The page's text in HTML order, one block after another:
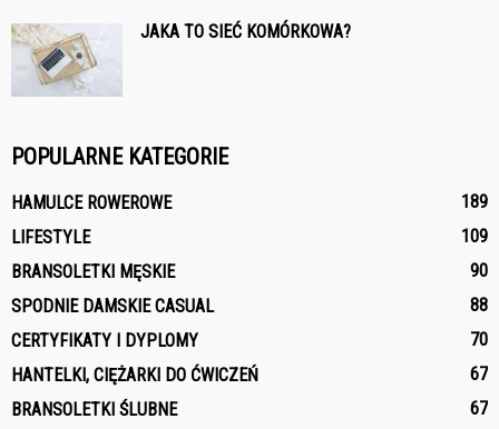
JAKA TO SIEĆ KOMÓRKOWA?
POPULARNE KATEGORIE
HAMULCE ROWEROWE
189
LIFESTYLE
109
BRANSOLETKI MĘSKIE
90
SPODNIE DAMSKIE CASUAL
88
CERTYFIKATY I DYPLOMY
70
HANTELKI, CIĘŻARKI DO ĆWICZEŃ
67
BRANSOLETKI ŚLUBNE
67